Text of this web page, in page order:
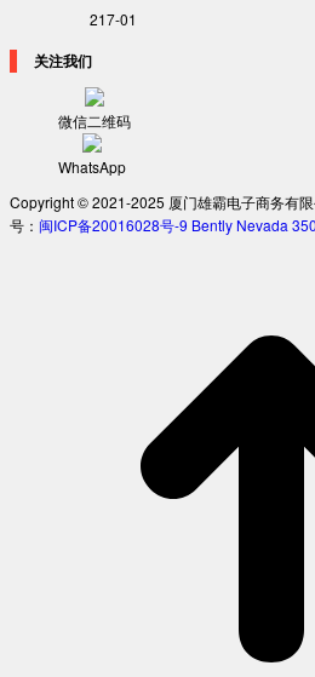
217-01
关注我们
微信二维码
WhatsApp
Copyright © 2021-2025 厦门雄霸电子商务有
号： 闽ICP备20016028号-9 Bently Nevada